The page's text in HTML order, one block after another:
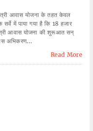
आवास योजना के तहत केवल
में पाया गया है कि 18 हजार
आवास योजना की शुरूआत सन्
अभिकरण...
Read More